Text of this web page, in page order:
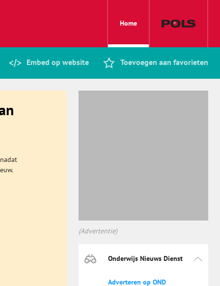
Home
Embed op website Toevoegen aan favorieten
(Advertentie)
Onderwijs Nieuws Dienst
Adverteren op OND